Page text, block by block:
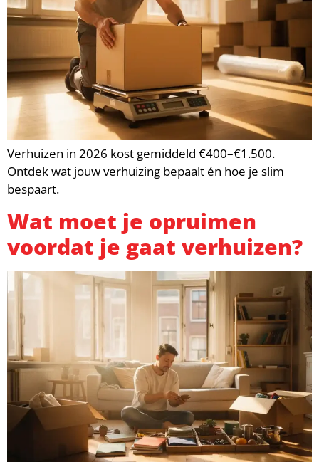
Verhuizen in 2026 kost gemiddeld €400–€1.500.
Ontdek wat jouw verhuizing bepaalt én hoe je slim
bespaart.
Wat moet je opruimen
voordat je gaat verhuizen?